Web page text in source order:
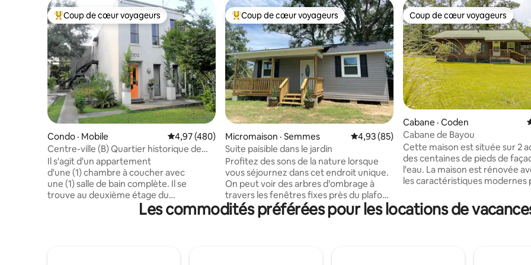
Coup de cœur voyageurs parmi les plus aimés
Coup de cœur voyageurs
Condo · Mobile Note moyenne de 4,97 sur 5, 480 commentaires
4,97 (480)
Centre-ville (B) Quartier historique de
Detonti Square
Il s'agit d'un appartement
d'une (1) chambre à coucher avec
une (1) salle de bain complète. Il se
trouve au deuxième étage du
logement B. Il est situé au centre-ville,
dans le quartier historique de
Coup de cœur voyageurs parmi les plus aimés
Coup de cœur voyageurs
Micromaison · Semmes Note moyenne de 4,93 sur 5, 85
4,93 (85)
Suite paisible dans le jardin
Profitez des sons de la nature lorsque
vous séjournez dans cet endroit unique.
On peut voir des arbres d’ombrage à
travers les fenêtres fixes près du plafond
de la cathédrale. On a l'impression d'être
dans une cabane dans les arbres! La
Coup de cœur voyageurs
Coup de cœur voyageurs
Cabane · Coden
Cabane de Bayou
Cette maison est située sur 2
des centaines de pieds de
l'eau. La maison est rénovée
les caractéristiques modernes
manière à ce que vous vous
déconnecté. La propriété se
sur la propriété pour vous
Les commodités préférées pour les locations de